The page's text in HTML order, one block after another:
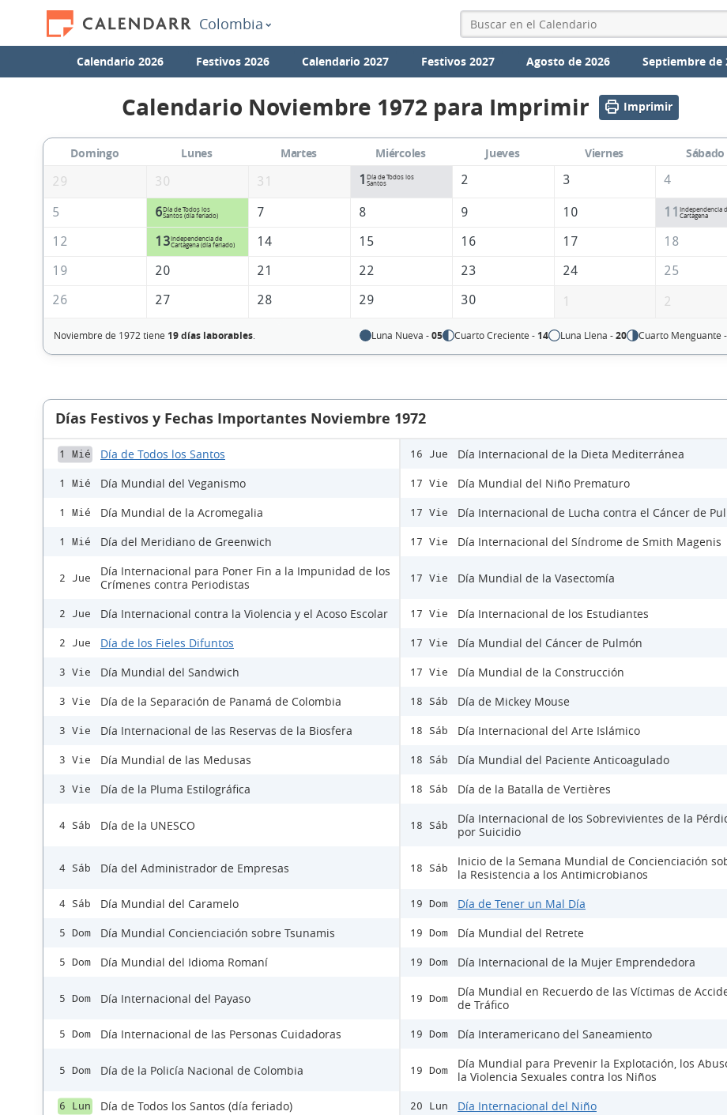
Colombia
Calendario 2026 Festivos 2026 Calendario 2027 Festivos 2027 Agosto de 2026 Septiembre de
Calendario Noviembre 1972 para Imprimir Imprimir
Domingo Lunes Martes Miércoles Jueves Viernes
Sábado
29
30 31 1 Día de Todos los
Santos
2 3 4
5 6Día de Todos los
Santos (día feriado)
7 8 9 10 11 Independencia
Cartagena
12 13Independencia de
Cartagena (día feriado)
14 15 16 17
18
19
20 21 22 23 24
25
26
27 28 29 30 1 2
Noviembre de 1972 tiene 19 días laborables. Luna Nueva -05 Cuarto Creciente - 14 Luna Llena -20 Cuarto Menguante
Días Festivos y Fechas Importantes Noviembre 1972
1 Mié Día de Todos los Santos
1 Mié Día Mundial del Veganismo
1 Mié Día Mundial de la Acromegalia
1 Mié Día del Meridiano de Greenwich
2 Jue
Día Internacional para Poner Fin a la Impunidad de los
Crímenes contra Periodistas
2 Jue Día Internacional contra la Violencia y el Acoso Escolar
2 Jue Día de los Fieles Difuntos
3 Vie Día Mundial del Sandwich
3 Vie Día de la Separación de Panamá de Colombia
3 Vie Día Internacional de las Reservas de la Biosfera
3 Vie Día Mundial de las Medusas
3 Vie Día de la Pluma Estilográfica
4 Sáb Día de la UNESCO
4 Sáb Día del Administrador de Empresas
4 Sáb Día Mundial del Caramelo
5 Dom Día Mundial Concienciación sobre Tsunamis
5 Dom Día Mundial del Idioma Romaní
5 Dom Día Internacional del Payaso
5 Dom Día Internacional de las Personas Cuidadoras
5 Dom Día de la Policía Nacional de Colombia
6 Lun Día de Todos los Santos (día feriado)
16 Jue Día Internacional de la Dieta Mediterránea
17 Vie Día Mundial del Niño Prematuro
17 Vie Día Internacional de Lucha contra el Cáncer de
17 Vie Día Internacional del Síndrome de Smith Magenis
17 Vie Día Mundial de la Vasectomía
17 Vie Día Internacional de los Estudiantes
17 Vie Día Mundial del Cáncer de Pulmón
17 Vie Día Mundial de la Construcción
18 Sáb Día de Mickey Mouse
18 Sáb Día Internacional del Arte Islámico
18 Sáb Día Mundial del Paciente Anticoagulado
18 Sáb Día de la Batalla de Vertières
18 Sáb
Día Internacional de los Sobrevivientes de la
por Suicidio
18 Sáb
Inicio de la Semana Mundial de Concienciación
la Resistencia a los Antimicrobianos
19 Dom Día de Tener un Mal Día
19 Dom Día Mundial del Retrete
19 Dom Día Internacional de la Mujer Emprendedora
19 Dom
Día Mundial en Recuerdo de las Víctimas de
de Tráfico
19 Dom Día Interamericano del Saneamiento
19 Dom
Día Mundial para Prevenir la Explotación, los
la Violencia Sexuales contra los Niños
20 Lun Día Internacional del Niño